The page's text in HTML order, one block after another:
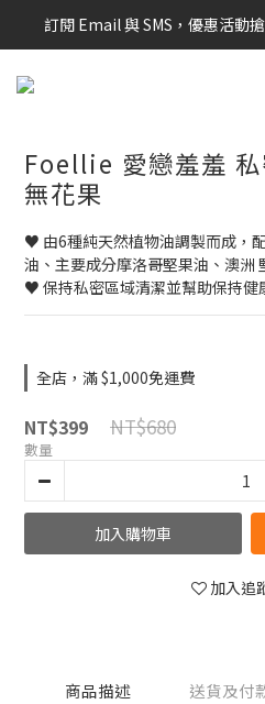
新會員享$100購物
訂閱 Email 與 SMS，優惠活動
新會員享$100購物
Foellie 愛戀羞羞
無花果
♥ 由6種純天然植物油調製而成，
油、主要成分摩洛哥堅果油、澳洲
♥ 保持私密區域清潔並幫助保持
全店，滿 $1,000免運費
NT$399 NT$680
數量
加入購物車
加入追
商品描述 送貨及付